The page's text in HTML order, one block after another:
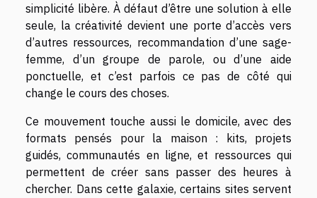
simplicité libère. À défaut d’être une solution à elle
seule, la créativité devient une porte d’accès vers
d’autres ressources, recommandation d’une sage-
femme, d’un groupe de parole, ou d’une aide
ponctuelle, et c’est parfois ce pas de côté qui
change le cours des choses.
Ce mouvement touche aussi le domicile, avec des
formats pensés pour la maison : kits, projets
guidés, communautés en ligne, et ressources qui
permettent de créer sans passer des heures à
chercher. Dans cette galaxie, certains sites servent